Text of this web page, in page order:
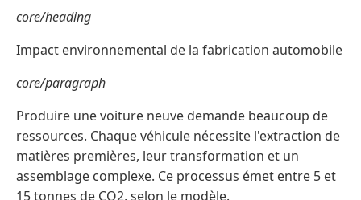
core/heading
Impact environnemental de la fabrication automobile
core/paragraph
Produire une voiture neuve demande beaucoup de
ressources. Chaque véhicule nécessite l'extraction de
matières premières, leur transformation et un
assemblage complexe. Ce processus émet entre 5 et
15 tonnes de CO2, selon le modèle.